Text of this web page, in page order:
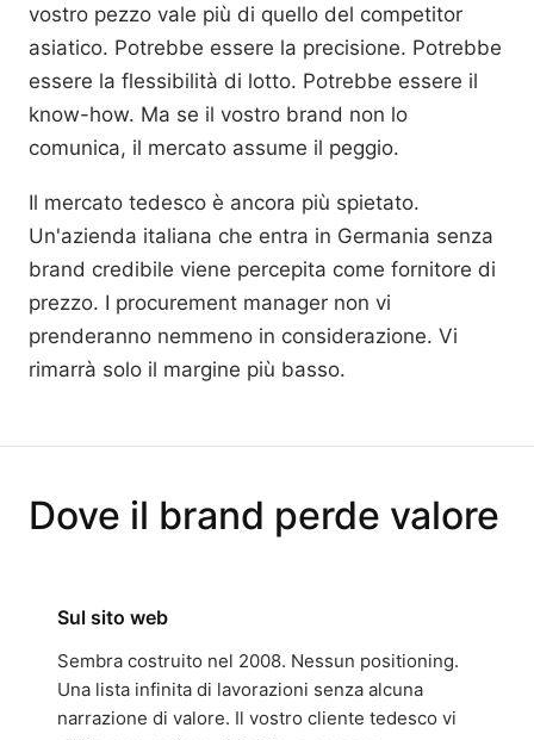
vostro pezzo vale più di quello del competitor
asiatico. Potrebbe essere la precisione. Potrebbe
essere la flessibilità di lotto. Potrebbe essere il
know-how. Ma se il vostro brand non lo
comunica, il mercato assume il peggio.
Il mercato tedesco è ancora più spietato.
Un'azienda italiana che entra in Germania senza
brand credibile viene percepita come fornitore di
prezzo. I procurement manager non vi
prenderanno nemmeno in considerazione. Vi
rimarrà solo il margine più basso.
Dove il brand perde valore
Sul sito web
Sembra costruito nel 2008. Nessun positioning.
Una lista infinita di lavorazioni senza alcuna
narrazione di valore. Il vostro cliente tedesco vi